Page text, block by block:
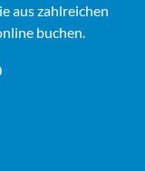
aus zahlreichen
buchen.